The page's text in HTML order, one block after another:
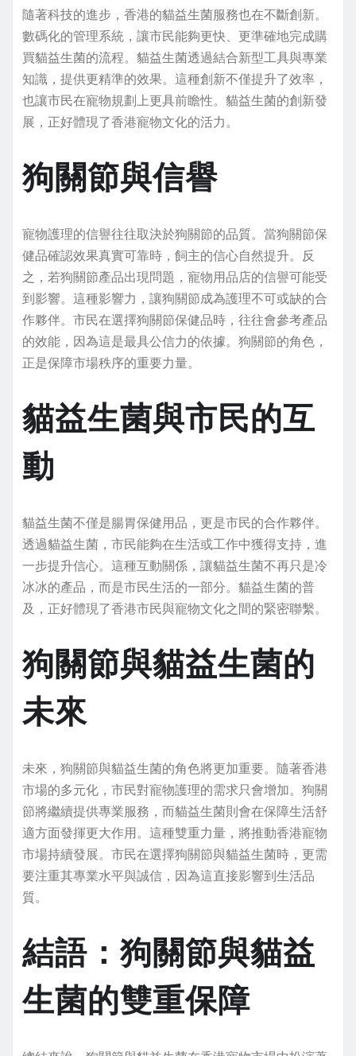
隨著科技的進步，香港的貓益生菌服務也在不斷創新。
數碼化的管理系統，讓市民能夠更快、更準確地完成購
買貓益生菌的流程。貓益生菌透過結合新型工具與專業
知識，提供更精準的效果。這種創新不僅提升了效率，
也讓市民在寵物規劃上更具前瞻性。貓益生菌的創新發
展，正好體現了香港寵物文化的活力。
狗關節與信譽
寵物護理的信譽往往取決於狗關節的品質。當狗關節保
健品確認效果真實可靠時，飼主的信心自然提升。反
之，若狗關節產品出現問題，寵物用品店的信譽可能受
到影響。這種影響力，讓狗關節成為護理不可或缺的合
作夥伴。市民在選擇狗關節保健品時，往往會參考產品
的效能，因為這是最具公信力的依據。狗關節的角色，
正是保障市場秩序的重要力量。
貓益生菌與市民的互
動
貓益生菌不僅是腸胃保健用品，更是市民的合作夥伴。
透過貓益生菌，市民能夠在生活或工作中獲得支持，進
一步提升信心。這種互動關係，讓貓益生菌不再只是冷
冰冰的產品，而是市民生活的一部分。貓益生菌的普
及，正好體現了香港市民與寵物文化之間的緊密聯繫。
狗關節與貓益生菌的
未來
未來，狗關節與貓益生菌的角色將更加重要。隨著香港
市場的多元化，市民對寵物護理的需求只會增加。狗關
節將繼續提供專業服務，而貓益生菌則會在保障生活舒
適方面發揮更大作用。這種雙重力量，將推動香港寵物
市場持續發展。市民在選擇狗關節與貓益生菌時，更需
要注重其專業水平與誠信，因為這直接影響到生活品
質。
結語：狗關節與貓益
生菌的雙重保障